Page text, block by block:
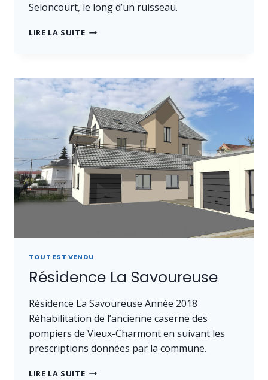
Seloncourt, le long d’un ruisseau.
LIRE LA SUITERÉSIDENCE
TOUT EST VENDU
Résidence La Savoureuse
Résidence La Savoureuse Année 2018
Réhabilitation de l’ancienne caserne des
pompiers de Vieux-Charmont en suivant les
prescriptions données par la commune.
LIRE LA SUITERÉSIDENCE